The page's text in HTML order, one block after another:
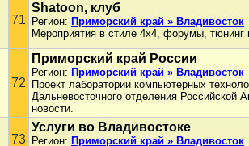
71
Shatoon, клуб
Регион: Приморский край » Владивосток
Мероприятия в стиле 4х4, форумы, тюнинг
72
Приморский край России
Регион: Приморский край » Владивосток
Проект лаборатории компьютерных
Дальневосточного отделения Российской
новости.
73
Услуги во Владивостоке
Регион: Приморский край » Владивосток